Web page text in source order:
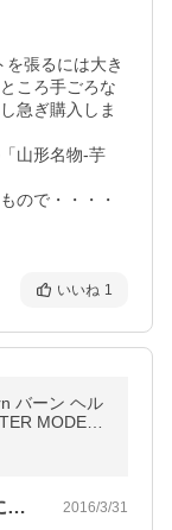
張るには大き
ころ手ごろな
急ぎ購入しま
山形名物-芋
ので・・・・
いいね 1
バーン ヘル
MODEL
他にもヘルメットは持っていて迷いに迷っ… 2016/3/31